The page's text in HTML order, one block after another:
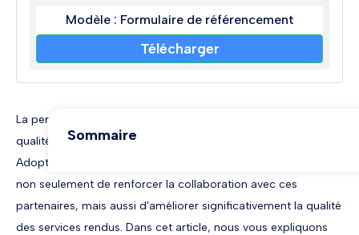
Modèle : Formulaire de référencement
Télécharger
La performance d'une entreprise est souvent le reflet de la
qualité de ses sous-traitants et prestataires de services.
Adopter une stratégie de référencement rigoureuse permet
non seulement de renforcer la collaboration avec ces
partenaires, mais aussi d'améliorer significativement la qualité
des services rendus. Dans cet article, nous vous expliquons
Sommaire
Example H3
Example H4